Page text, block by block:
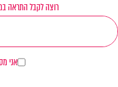
רוצה לקבל התראה
אני